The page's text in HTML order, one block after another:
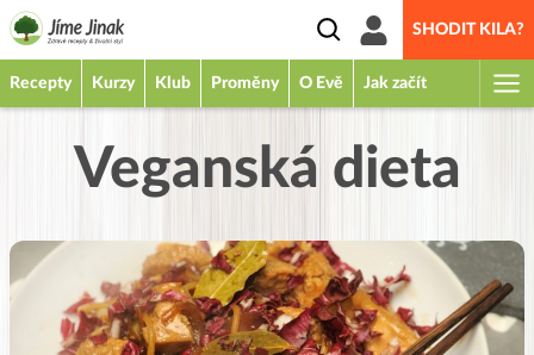
SHODIT KILA?
Recepty Kurzy Klub Proměny O Evě Jak začít
Veganská dieta